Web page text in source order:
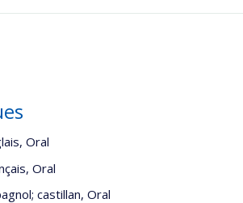
Oral
Oral
castillan, Oral